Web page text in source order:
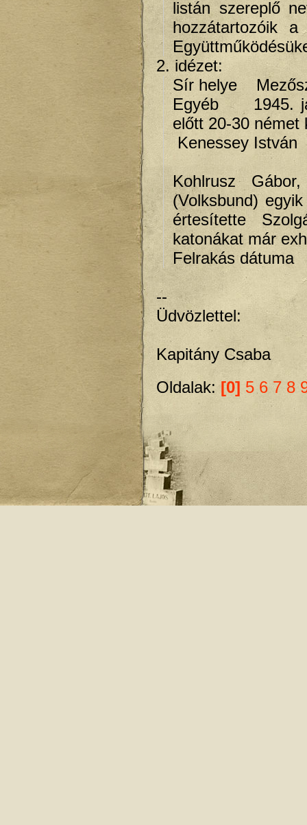
listán szereplő
hozzátartozóik
2. idézet:
Sír helye
Egyéb 1945.
előtt 20-30 német
Kenessey István
Kohlrusz
(Volksbund)
értesítette
katonákat már
Felrakás dátuma
--
Üdvözlettel:
Kapitány Csaba
Oldalak: [0] 5 6 7 8